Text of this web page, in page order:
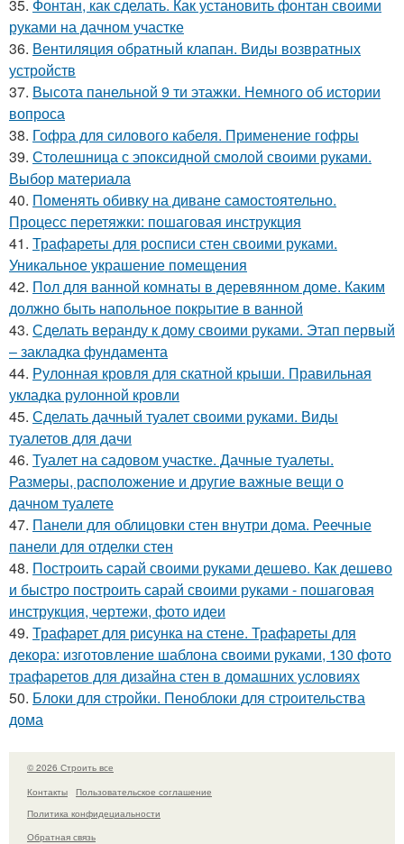
35. Фонтан, как сделать. Как установить фонтан своими
руками на дачном участке
36. Вентиляция обратный клапан. Виды возвратных
устройств
37. Высота панельной 9 ти этажки. Немного об истории
вопроса
38. Гофра для силового кабеля. Применение гофры
39. Столешница с эпоксидной смолой своими руками.
Выбор материала
40. Поменять обивку на диване самостоятельно.
Процесс перетяжки: пошаговая инструкция
41. Трафареты для росписи стен своими руками.
Уникальное украшение помещения
42. Пол для ванной комнаты в деревянном доме. Каким
должно быть напольное покрытие в ванной
43. Сделать веранду к дому своими руками. Этап первый
– закладка фундамента
44. Рулонная кровля для скатной крыши. Правильная
укладка рулонной кровли
45. Сделать дачный туалет своими руками. Виды
туалетов для дачи
46. Туалет на садовом участке. Дачные туалеты.
Размеры, расположение и другие важные вещи о
дачном туалете
47. Панели для облицовки стен внутри дома. Реечные
панели для отделки стен
48. Построить сарай своими руками дешево. Как дешево
и быстро построить сарай своими руками - пошаговая
инструкция, чертежи, фото идеи
49. Трафарет для рисунка на стене. Трафареты для
декора: изготовление шаблона своими руками, 130 фото
трафаретов для дизайна стен в домашних условиях
50. Блоки для стройки. Пеноблоки для строительства
дома
© 2026 Строить все
Контакты
Пользовательское соглашение
Политика конфидециальности
Обратная связь